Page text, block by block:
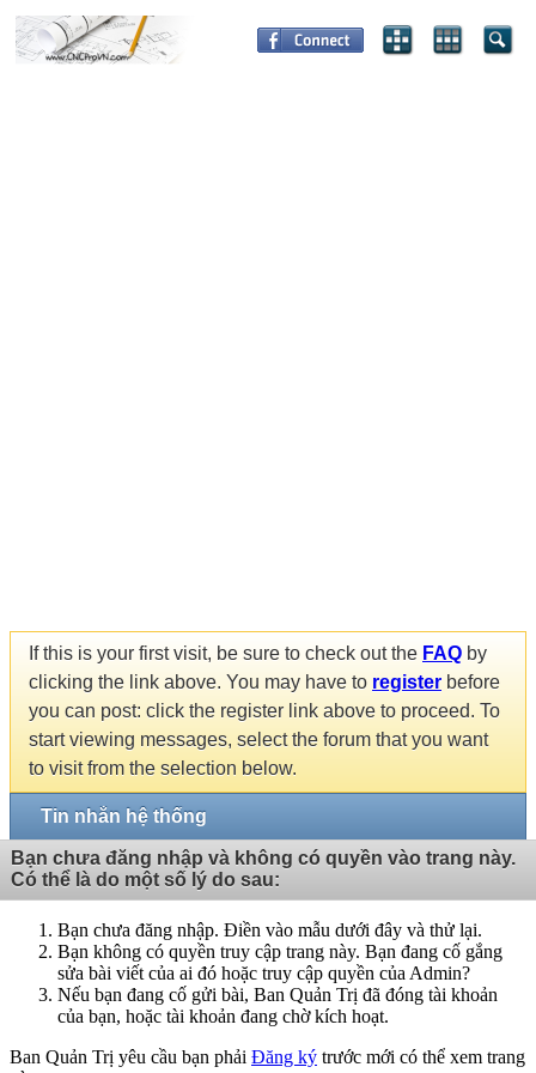
If this is your first visit, be sure to check out the FAQ by
clicking the link above. You may have to register before
you can post: click the register link above to proceed. To
start viewing messages, select the forum that you want
to visit from the selection below.
Tin nhắn hệ thống
Bạn chưa đăng nhập và không có quyền vào trang này.
Có thể là do một số lý do sau:
Bạn chưa đăng nhập. Điền vào mẫu dưới đây và thử lại.
Bạn không có quyền truy cập trang này. Bạn đang cố gắng
sửa bài viết của ai đó hoặc truy cập quyền của Admin?
Nếu bạn đang cố gửi bài, Ban Quản Trị đã đóng tài khoản
của bạn, hoặc tài khoản đang chờ kích hoạt.
Ban Quản Trị yêu cầu bạn phải Đăng ký trước mới có thể xem trang